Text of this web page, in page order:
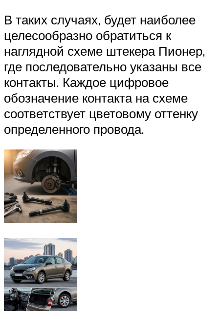
В таких случаях, будет наиболее
целесообразно обратиться к
наглядной схеме штекера Пионер,
где последовательно указаны все
контакты. Каждое цифровое
обозначение контакта на схеме
соответствует цветовому оттенку
определенного провода.